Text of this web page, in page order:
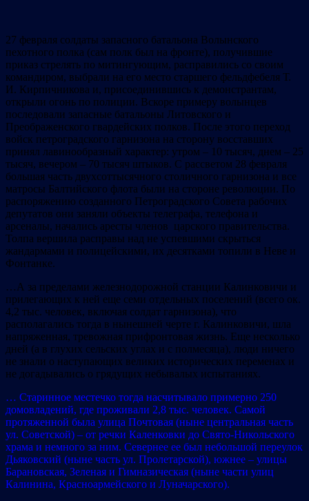
27 февраля солдаты запасного батальона Волынского
пехотного полка (сам полк был на фронте), получившие
приказ стрелять по митингующим, расправились со своим
командиром, выбрали на его место старшего фельдфебеля Т.
И. Кирпичникова и, присоединившись к демонстрантам,
открыли огонь по полиции. Вскоре примеру волынцев
последовали запасные батальоны Литовского и
Преображенского гвардейских полков. После этого переход
войск петроградского гарнизона на сторону восставших
принял лавинообразный характер: утром – 10 тысяч, днем – 25
тысяч, вечером – 70 тысяч штыков. С рассветом 28 февраля
большая часть двухсоттысячного столичного гарнизона и все
матросы Балтийского флота были на стороне революции. По
распоряжению созданного Петроградского Совета рабочих
депутатов они заняли объекты телеграфа, телефона и
арсеналы, начались аресты членов царского правительства.
Толпа вершила расправы над не успевшими скрыться
жандармами и полицейскими, их десятками топили в Неве и
Фонтанке.
…А за пределами железнодорожной станции Калинковичи и
прилегающих к ней еще семи отдельных поселений (всего ок.
4,2 тыс. человек, включая солдат гарнизона), что
располагались тогда в нынешней черте г. Калинковичи, шла
напряженная, тревожная прифронтовая жизнь. Еще несколько
дней (а в глухих сельских углах и с полмесяца), люди ничего
не знали о наступающих великих исторических переменах и
не догадывались о грядущих небывалых испытаниях.
… Старинное местечко тогда насчитывало примерно 250
домовладений, где проживали 2,8 тыс. человек. Самой
протяженной была улица Почтовая (ныне центральная часть
ул. Советской) – от речки Каленковки до Свято-Никольского
храма и немного за ним. Севернее ее был небольшой переулок
Дьяковский (ныне часть ул. Пролетарской), южнее – улицы
Барановская, Зеленая и Гимназическая (ныне части улиц
Калинина, Красноармейского и Луначарского).